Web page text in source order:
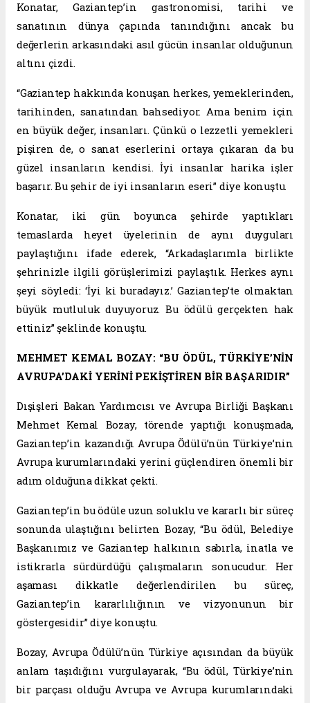
Konatar, Gaziantep’in gastronomisi, tarihi ve
sanatının dünya çapında tanındığını ancak bu
değerlerin arkasındaki asıl gücün insanlar olduğunun
altını çizdi.
“Gaziantep hakkında konuşan herkes, yemeklerinden,
tarihinden, sanatından bahsediyor. Ama benim için
en büyük değer, insanları. Çünkü o lezzetli yemekleri
pişiren de, o sanat eserlerini ortaya çıkaran da bu
güzel insanların kendisi. İyi insanlar harika işler
başarır. Bu şehir de iyi insanların eseri” diye konuştu.
Konatar, iki gün boyunca şehirde yaptıkları
temaslarda heyet üyelerinin de aynı duyguları
paylaştığını ifade ederek, “Arkadaşlarımla birlikte
şehrinizle ilgili görüşlerimizi paylaştık. Herkes aynı
şeyi söyledi: ‘İyi ki buradayız.’ Gaziantep’te olmaktan
büyük mutluluk duyuyoruz. Bu ödülü gerçekten hak
ettiniz” şeklinde konuştu.
MEHMET KEMAL BOZAY: “BU ÖDÜL, TÜRKİYE’NİN
AVRUPA’DAKİ YERİNİ PEKİŞTİREN BİR BAŞARIDIR”
Dışişleri Bakan Yardımcısı ve Avrupa Birliği Başkanı
Mehmet Kemal Bozay, törende yaptığı konuşmada,
Gaziantep’in kazandığı Avrupa Ödülü’nün Türkiye’nin
Avrupa kurumlarındaki yerini güçlendiren önemli bir
adım olduğuna dikkat çekti.
Gaziantep’in bu ödüle uzun soluklu ve kararlı bir süreç
sonunda ulaştığını belirten Bozay, “Bu ödül, Belediye
Başkanımız ve Gaziantep halkının sabırla, inatla ve
istikrarla sürdürdüğü çalışmaların sonucudur. Her
aşaması dikkatle değerlendirilen bu süreç,
Gaziantep’in kararlılığının ve vizyonunun bir
göstergesidir” diye konuştu.
Bozay, Avrupa Ödülü’nün Türkiye açısından da büyük
anlam taşıdığını vurgulayarak, “Bu ödül, Türkiye’nin
bir parçası olduğu Avrupa ve Avrupa kurumlarındaki